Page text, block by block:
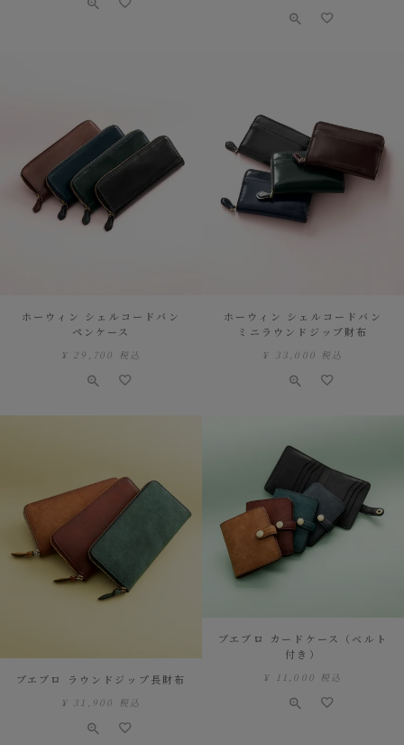
ホーウィン シェルコードバン
ペンケース
¥ 29,700 税込
ホーウィン シェルコードバン
ミニラウンドジップ財布
¥ 33,000 税込
プエブロ ラウンドジップ長財布
¥ 31,900 税込
プエブロ カードケース（ベルト
付き）
¥ 11,000 税込